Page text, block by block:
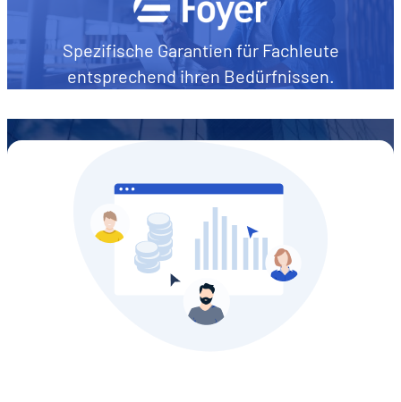
Spezifische Garantien für Fachleute
entsprechend ihren Bedürfnissen.